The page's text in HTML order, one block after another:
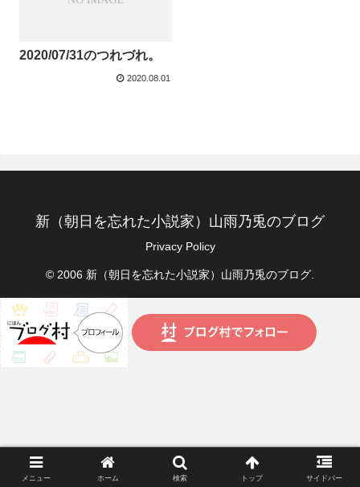
2020/07/31のつれづれ。
2020.08.01
新（朝日を忘れた小説家）山雨乃兎のブログ
Privacy Policy
© 2006 新（朝日を忘れた小説家）山雨乃兎のブログ.
メニュー ホーム 検索 トップ サイドバー